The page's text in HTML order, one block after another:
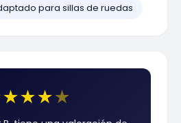
para sillas de ruedas
★★★★